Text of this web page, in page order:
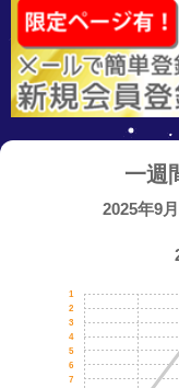
一週
2025年9
7
6
5
4
3
2
1